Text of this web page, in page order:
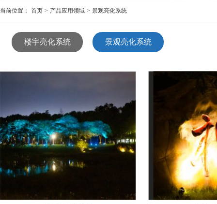
当前位置： 首页 > 产品应用领域 > 景观亮化系统
楼宇亮化系统 景观亮化系统